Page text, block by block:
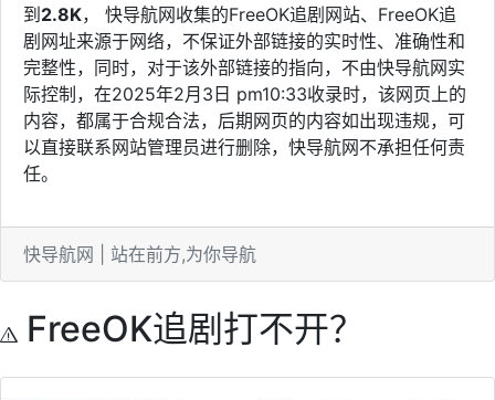
到2.8K， 快导航网收集的FreeOK追剧网站、FreeOK追
剧网址来源于网络，不保证外部链接的实时性、准确性和
完整性，同时，对于该外部链接的指向，不由快导航网实
际控制，在2025年2月3日 pm10:33收录时，该网页上的
内容，都属于合规合法，后期网页的内容如出现违规，可
以直接联系网站管理员进行删除，快导航网不承担任何责
任。
快导航网 | 站在前方,为你导航
FreeOK追剧打不开？